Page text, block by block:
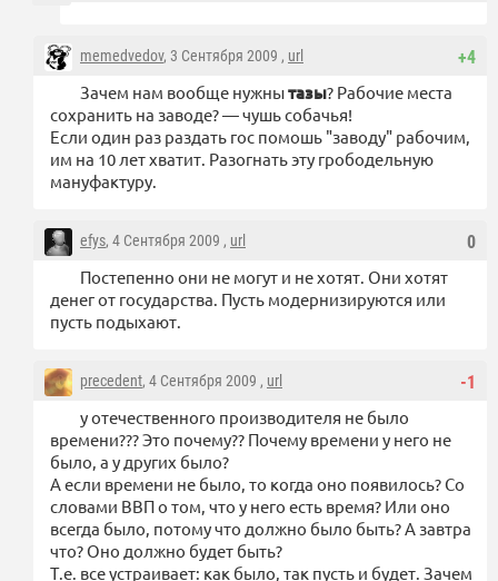
+4
memedvedov, 3 Сентября 2009 , url
Зачем нам вообще нужнытазы? Рабочие места
сохранить на заводе? — чушь собачья!
Если один раз раздать гос помошь "заводу" рабочим,
им на 10 лет хватит. Разогнать эту грободельную
мануфактуру.
0
efys, 4 Сентября 2009 , url
Постепенно они не могут и не хотят. Они хотят
денег от государства. Пусть модернизируются или
пусть подыхают.
-1
precedent, 4 Сентября 2009 , url
у отечественного производителя не было
времени??? Это почему?? Почему времени у него не
было, а у других было?
А если времени не было, то когда оно появилось? Со
словами ВВП о том, что у него есть время? Или оно
всегда было, потому что должно было быть? А завтра
что? Оно должно будет быть?
Т.е. все устраивает: как было, так пусть и будет. Зачем